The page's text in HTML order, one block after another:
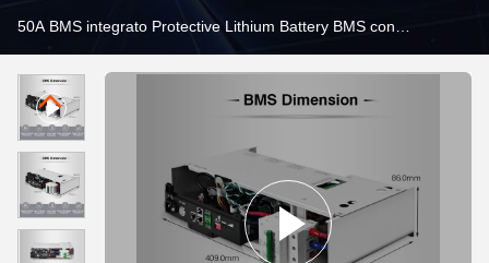
50A BMS integrato Protective Lithium Battery BMS con